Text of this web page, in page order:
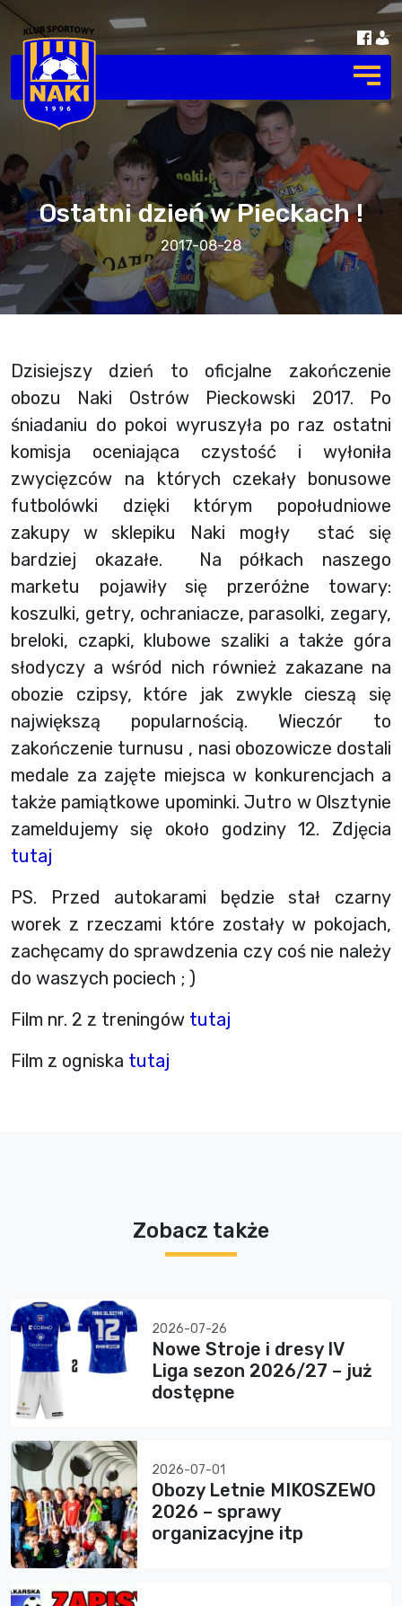
Ostatni dzień w Pieckach !
2017-08-28
Dzisiejszy dzień to oficjalne zakończenie
obozu Naki Ostrów Pieckowski 2017. Po
śniadaniu do pokoi wyruszyła po raz ostatni
komisja oceniająca czystość i wyłoniła
zwycięzców na których czekały bonusowe
futbolówki dzięki którym popołudniowe
zakupy w sklepiku Naki mogły stać się
bardziej okazałe. Na półkach naszego
marketu pojawiły się przeróżne towary:
koszulki, getry, ochraniacze, parasolki, zegary,
breloki, czapki, klubowe szaliki a także góra
słodyczy a wśród nich również zakazane na
obozie czipsy, które jak zwykle cieszą się
największą popularnością. Wieczór to
zakończenie turnusu , nasi obozowicze dostali
medale za zajęte miejsca w konkurencjach a
także pamiątkowe upominki. Jutro w Olsztynie
zameldujemy się około godziny 12. Zdjęcia
tutaj
PS. Przed autokarami będzie stał czarny
worek z rzeczami które zostały w pokojach,
zachęcamy do sprawdzenia czy coś nie należy
do waszych pociech ; )
Film nr. 2 z treningów tutaj
Film z ogniska tutaj
Zobacz także
2026-07-26
Nowe Stroje i dresy IV
Liga sezon 2026/27 – już
dostępne
2026-07-01
Obozy Letnie MIKOSZEWO
2026 – sprawy
organizacyjne itp